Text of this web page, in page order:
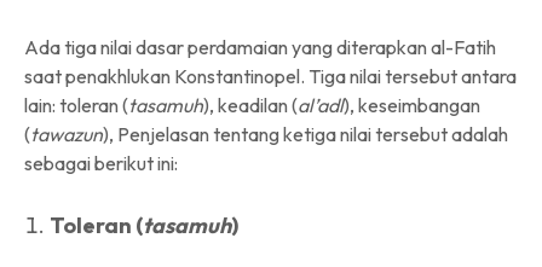
Ada tiga nilai dasar perdamaian yang diterapkan al-Fatih
saat penakhlukan Konstantinopel. Tiga nilai tersebut antara
lain: toleran (tasamuh), keadilan (al’adl), keseimbangan
(tawazun), Penjelasan tentang ketiga nilai tersebut adalah
sebagai berikut ini:
Toleran (tasamuh)